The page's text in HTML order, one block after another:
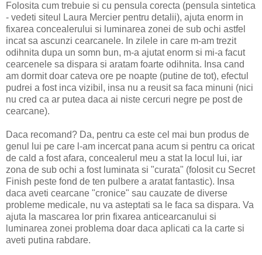
Folosita cum trebuie si cu pensula corecta (pensula sintetica
- vedeti siteul Laura Mercier pentru detalii), ajuta enorm in
fixarea concealerului si luminarea zonei de sub ochi astfel
incat sa ascunzi cearcanele. In zilele in care m-am trezit
odihnita dupa un somn bun, m-a ajutat enorm si mi-a facut
cearcenele sa dispara si aratam foarte odihnita. Insa cand
am dormit doar cateva ore pe noapte (putine de tot), efectul
pudrei a fost inca vizibil, insa nu a reusit sa faca minuni (nici
nu cred ca ar putea daca ai niste cercuri negre pe post de
cearcane).
Daca recomand? Da, pentru ca este cel mai bun produs de
genul lui pe care l-am incercat pana acum si pentru ca oricat
de cald a fost afara, concealerul meu a stat la locul lui, iar
zona de sub ochi a fost luminata si "curata" (folosit cu Secret
Finish peste fond de ten pulbere a aratat fantastic). Insa
daca aveti cearcane "cronice" sau cauzate de diverse
probleme medicale, nu va asteptati sa le faca sa dispara. Va
ajuta la mascarea lor prin fixarea anticearcanului si
luminarea zonei problema doar daca aplicati ca la carte si
aveti putina rabdare.